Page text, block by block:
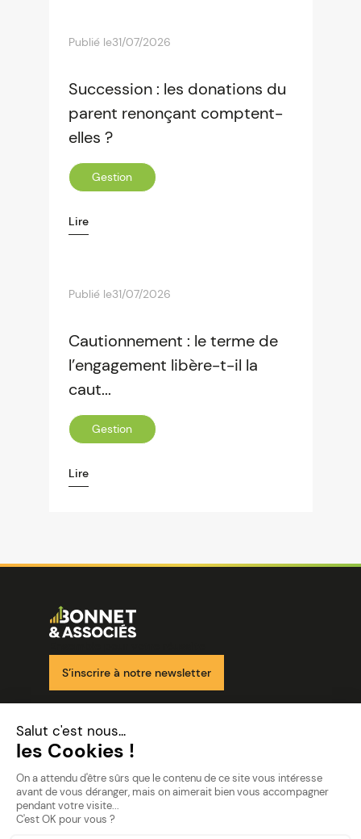
Publié le31/07/2026
Succession : les donations du
parent renonçant comptent-
elles ?
Gestion
Lire
Publié le31/07/2026
Cautionnement : le terme de
l’engagement libère-t-il la
caut...
Gestion
Lire
Image
S’inscrire à notre newsletter
Nos solutions
Nos cabinets
Mon espace client